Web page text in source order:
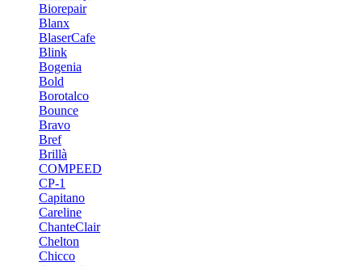
Biorepair
Blanx
BlaserCafe
Blink
Bogenia
Bold
Borotalco
Bounce
Bravo
Bref
Brillà
COMPEED
CP-1
Capitano
Careline
ChanteСlair
Chelton
Chicco